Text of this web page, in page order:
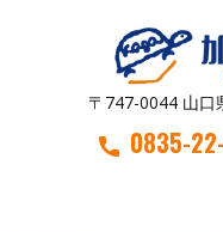
〒747-0044 山口
0835-